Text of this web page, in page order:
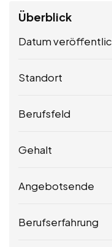
Überblick
Datum
Standort
Berufsfeld
Gehalt
Angebotsende
Berufserfahrung